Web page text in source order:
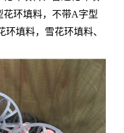
环填料，不带A字型
填料，雪花环填料、